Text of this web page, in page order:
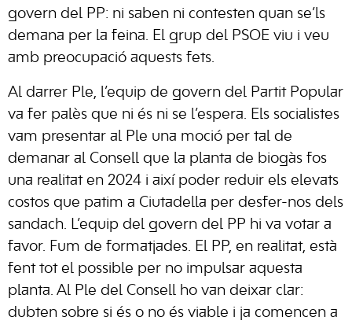
govern del PP: ni saben ni contesten quan se’ls
demana per la feina. El grup del PSOE viu i veu
amb preocupació aquests fets.
Al darrer Ple, l’equip de govern del Partit Popular
va fer palès que ni és ni se l’espera. Els socialistes
vam presentar al Ple una moció per tal de
demanar al Consell que la planta de biogàs fos
una realitat en 2024 i així poder reduir els elevats
costos que patim a Ciutadella per desfer-nos dels
sandach. L’equip del govern del PP hi va votar a
favor. Fum de formatjades. El PP, en realitat, està
fent tot el possible per no impulsar aquesta
planta. Al Ple del Consell ho van deixar clar:
dubten sobre si és o no és viable i ja comencen a